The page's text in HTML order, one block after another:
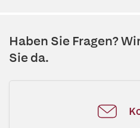
Haben Sie Fragen?
Sie da.